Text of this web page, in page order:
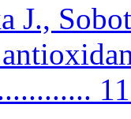
J.,